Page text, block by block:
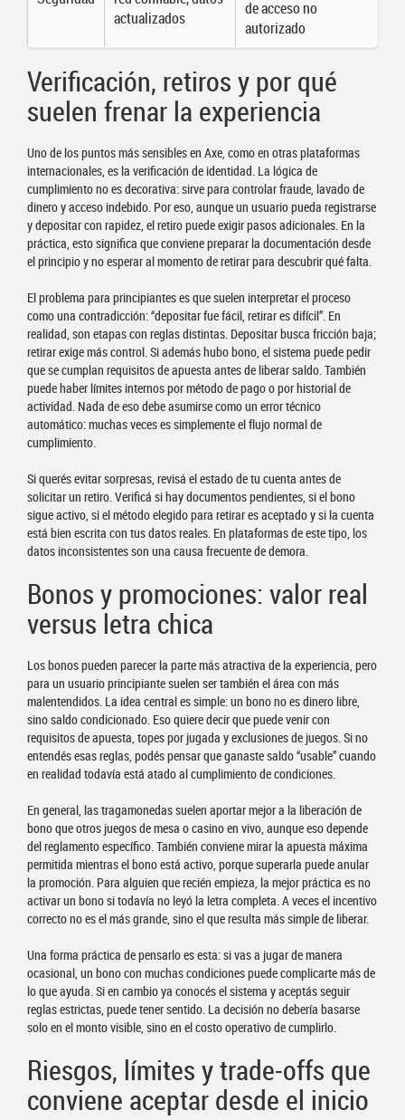
actualizados
de acceso no
autorizado
Verificación, retiros y por qué
suelen frenar la experiencia
Uno de los puntos más sensibles en Axe, como en otras plataformas
internacionales, es la verificación de identidad. La lógica de
cumplimiento no es decorativa: sirve para controlar fraude, lavado de
dinero y acceso indebido. Por eso, aunque un usuario pueda registrarse
y depositar con rapidez, el retiro puede exigir pasos adicionales. En la
práctica, esto significa que conviene preparar la documentación desde
el principio y no esperar al momento de retirar para descubrir qué falta.
El problema para principiantes es que suelen interpretar el proceso
como una contradicción: “depositar fue fácil, retirar es difícil”. En
realidad, son etapas con reglas distintas. Depositar busca fricción baja;
retirar exige más control. Si además hubo bono, el sistema puede pedir
que se cumplan requisitos de apuesta antes de liberar saldo. También
puede haber límites internos por método de pago o por historial de
actividad. Nada de eso debe asumirse como un error técnico
automático: muchas veces es simplemente el flujo normal de
cumplimiento.
Si querés evitar sorpresas, revisá el estado de tu cuenta antes de
solicitar un retiro. Verificá si hay documentos pendientes, si el bono
sigue activo, si el método elegido para retirar es aceptado y si la cuenta
está bien escrita con tus datos reales. En plataformas de este tipo, los
datos inconsistentes son una causa frecuente de demora.
Bonos y promociones: valor real
versus letra chica
Los bonos pueden parecer la parte más atractiva de la experiencia, pero
para un usuario principiante suelen ser también el área con más
malentendidos. La idea central es simple: un bono no es dinero libre,
sino saldo condicionado. Eso quiere decir que puede venir con
requisitos de apuesta, topes por jugada y exclusiones de juegos. Si no
entendés esas reglas, podés pensar que ganaste saldo “usable” cuando
en realidad todavía está atado al cumplimiento de condiciones.
En general, las tragamonedas suelen aportar mejor a la liberación de
bono que otros juegos de mesa o casino en vivo, aunque eso depende
del reglamento específico. También conviene mirar la apuesta máxima
permitida mientras el bono está activo, porque superarla puede anular
la promoción. Para alguien que recién empieza, la mejor práctica es no
activar un bono si todavía no leyó la letra completa. A veces el incentivo
correcto no es el más grande, sino el que resulta más simple de liberar.
Una forma práctica de pensarlo es esta: si vas a jugar de manera
ocasional, un bono con muchas condiciones puede complicarte más de
lo que ayuda. Si en cambio ya conocés el sistema y aceptás seguir
reglas estrictas, puede tener sentido. La decisión no debería basarse
solo en el monto visible, sino en el costo operativo de cumplirlo.
Riesgos, límites y trade-offs que
conviene aceptar desde el inicio